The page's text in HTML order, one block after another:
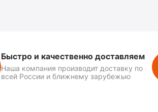
Быстро и качественно доставляем
Наша компания производит доставку по
всей России и ближнему зарубежью